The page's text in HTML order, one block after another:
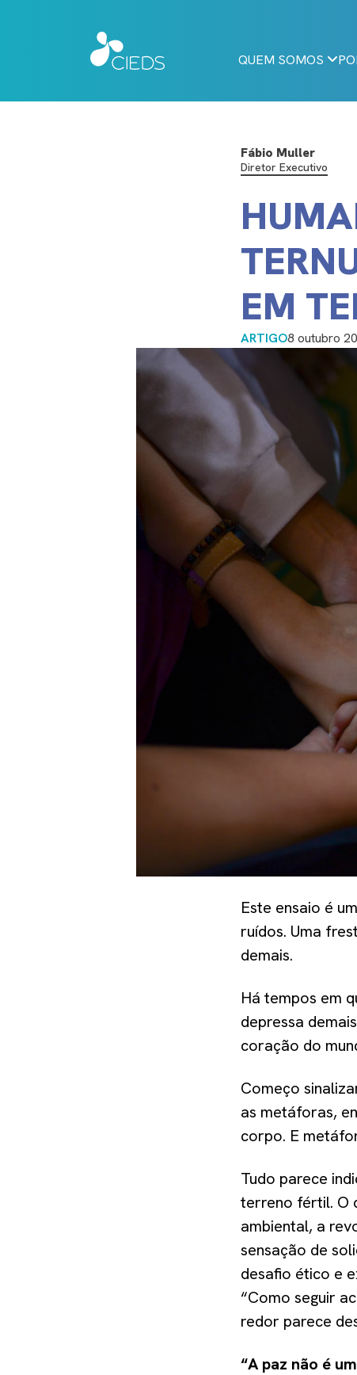
QUEM SOMOS
Fábio Muller
Diretor Executivo
EM
ARTIGO8 outubro
Este ensaio é
ruídos. Uma
demais.
Há tempos em
depressa
coração do
Começo
as metáforas,
corpo. E
Tudo parece
terreno fértil. O
ambiental, a
sensação de
desafio ético e
“Como seguir
redor parece
“A paz não é